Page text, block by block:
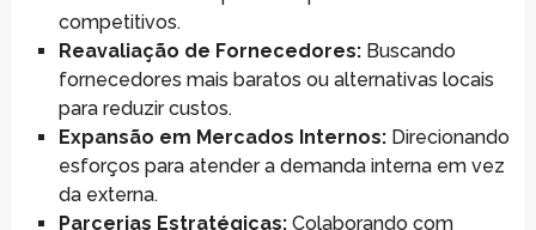
competitivos.
Reavaliação de Fornecedores:Buscando
fornecedores mais baratos ou alternativas locais
para reduzir custos.
Expansão em Mercados Internos:Direcionando
esforços para atender a demanda interna em vez
da externa.
Parcerias Estratégicas:Colaborando com